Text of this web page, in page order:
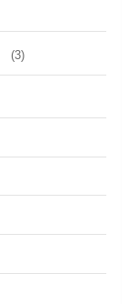
(3)